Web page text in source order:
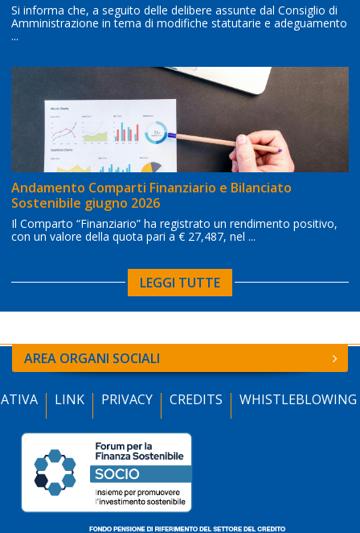
Si informa che, a seguito delle delibere assunte dal Consiglio di
Amministrazione in tema di modifiche statutarie e adeguamento
...
Andamento Comparti Finanziario e Bilanciato
Sostenibile giugno 2026
Il Comparto “Finanziario” ha registrato un rendimento positivo,
con un valore della quota pari a € 27,487, nel ...
LEGGI TUTTE
AREA ORGANI SOCIALI
LINK PRIVACY CREDITS WHISTLEBLOWING